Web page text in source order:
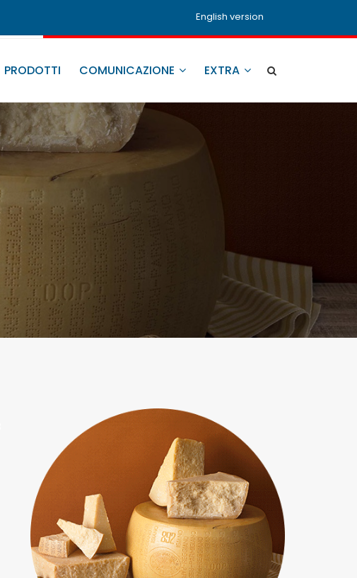
English version
PRODOTTI COMUNICAZIONE EXTRA